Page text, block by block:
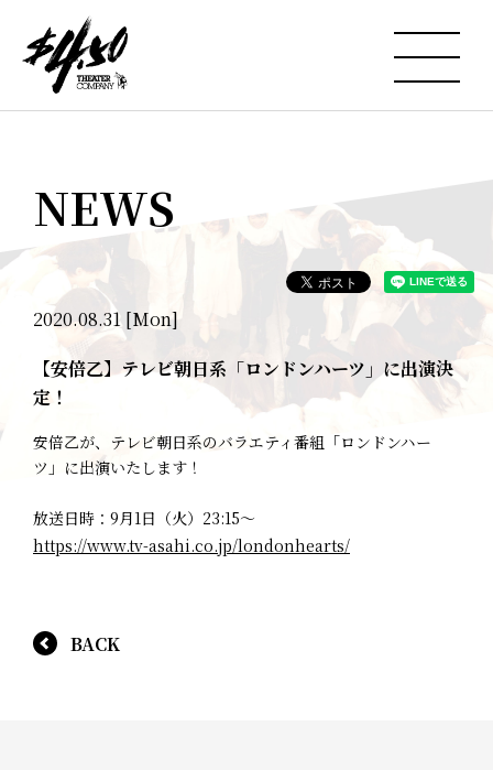
NEWS
2020.08.31 [Mon]
【安倍乙】テレビ朝日系「ロンドンハーツ」に出演決
定！
安倍乙が、テレビ朝日系のバラエティ番組「ロンドンハー
ツ」に出演いたします！
放送日時：9月1日（火）23:15～
https://www.tv-asahi.co.jp/londonhearts/
BACK